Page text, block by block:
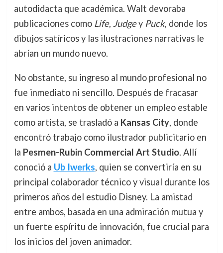
autodidacta que académica. Walt devoraba
publicaciones como Life, Judgey Puck, donde los
dibujos satíricos y las ilustraciones narrativas le
abrían un mundo nuevo.
No obstante, su ingreso al mundo profesional no
fue inmediato ni sencillo. Después de fracasar
en varios intentos de obtener un empleo estable
como artista, se trasladó a Kansas City, donde
encontró trabajo como ilustrador publicitario en
la Pesmen-Rubin Commercial Art Studio. Allí
conoció a Ub Iwerks, quien se convertiría en su
principal colaborador técnico y visual durante los
primeros años del estudio Disney. La amistad
entre ambos, basada en una admiración mutua y
un fuerte espíritu de innovación, fue crucial para
los inicios del joven animador.